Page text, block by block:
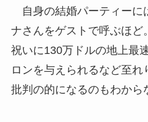
自身の結婚パーティーに
ナさんをゲストで呼ぶほど
祝いに130万ドルの地上最
ロンを与えられるなど至
批判の的になるのもわから